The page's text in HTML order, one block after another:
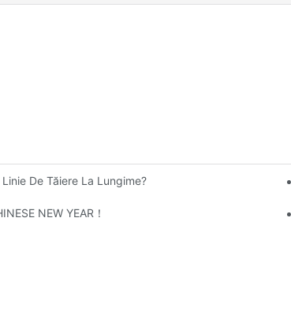
Perforatoare CANWIN A Fost Expediată Cu Succes
Linie De Tăiere La Lungime?
HAPPY CHINESE NEW YEAR！